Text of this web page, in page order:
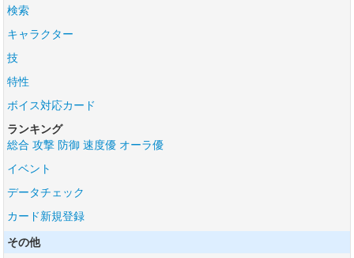
検索
キャラクター
技
特性
ボイス対応カード
ランキング
総合 攻撃 防御 速度優 オーラ優
イベント
データチェック
カード新規登録
その他